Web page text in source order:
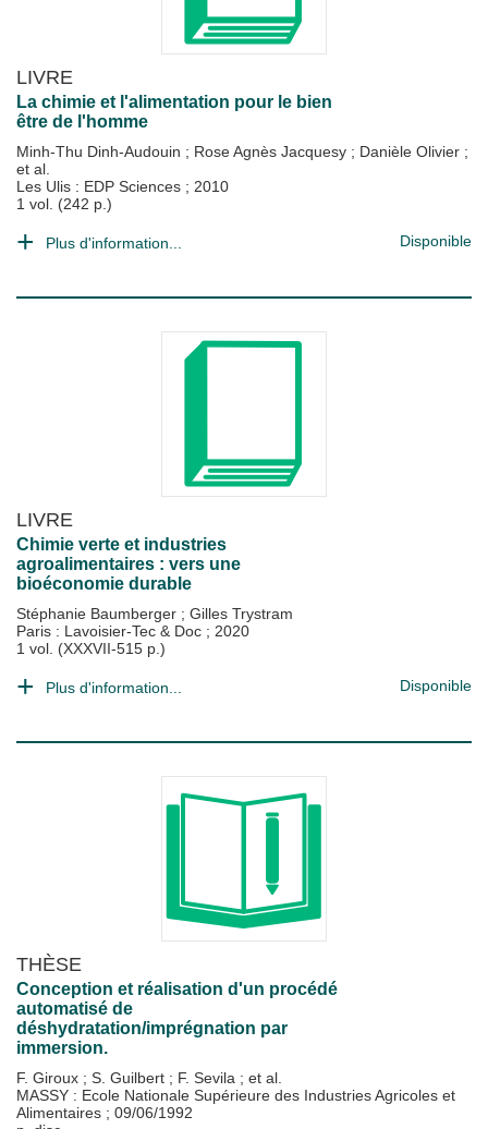
LIVRE
La chimie et l'alimentation pour le bien
être de l'homme
Minh-Thu Dinh-Audouin ; Rose Agnès Jacquesy ; Danièle Olivier ;
et al.
Les Ulis : EDP Sciences ; 2010
1 vol. (242 p.)
Plus d'information... Disponible
LIVRE
Chimie verte et industries
agroalimentaires : vers une
bioéconomie durable
Stéphanie Baumberger ; Gilles Trystram
Paris : Lavoisier-Tec & Doc ; 2020
1 vol. (XXXVII-515 p.)
Plus d'information... Disponible
THÈSE
Conception et réalisation d'un procédé
automatisé de
déshydratation/imprégnation par
immersion.
F. Giroux ; S. Guilbert ; F. Sevila ; et al.
MASSY : Ecole Nationale Supérieure des Industries Agricoles et
Alimentaires ; 09/06/1992